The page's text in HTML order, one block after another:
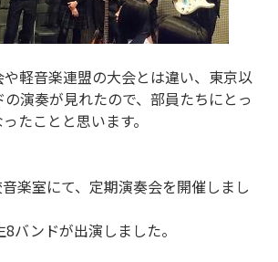
軽音楽連盟の大会とは違い、東京以
演奏が見れたので、部員たちにとっ
たことと思います。
楽室にて、定期演奏会を開催しまし
バンドが出演しました。